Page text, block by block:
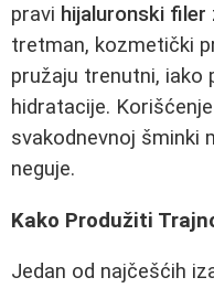
pravi hijaluronski filer
tretman, kozmetički
pružaju trenutni, iako
hidratacije. Korišćenje
svakodnevnoj šminki
neguje.
Kako Produžiti
Jedan od najčešćih